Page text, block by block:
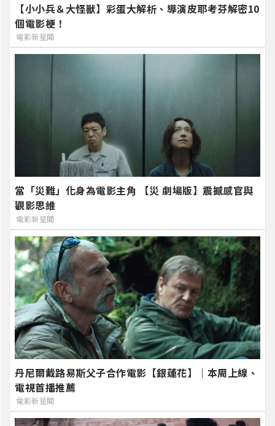
【小小兵＆大怪獸】彩蛋大解析、導演皮耶考芬解密10
個電影梗！
電影新星聞
當「災難」化身為電影主角 【災 劇場版】震撼感官與
觀影思維
電影新星聞
丹尼爾戴路易斯父子合作電影【銀蓮花】｜本周上線、
電視首播推薦
電影新星聞